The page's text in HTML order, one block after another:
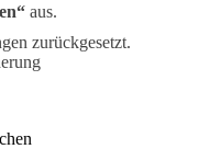
aus.
zurückgesetzt.